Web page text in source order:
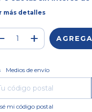
más detalles
para el CP:
Medios de envío
mi código postal